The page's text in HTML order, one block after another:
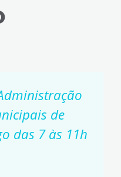
de
das 7 às 11h